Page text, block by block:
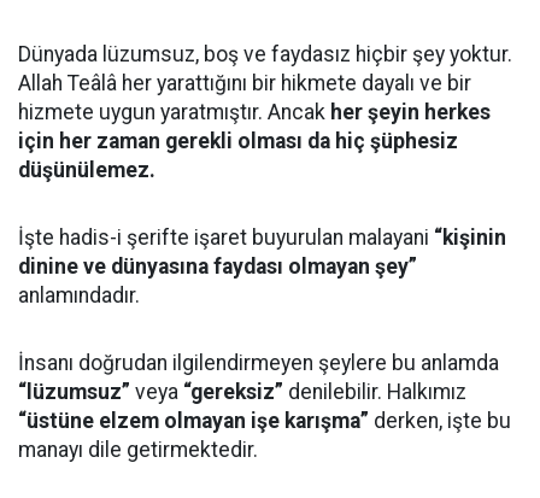
Dünyada lüzumsuz, boş ve faydasız hiçbir şey yoktur.
Allah Teâlâ her yarattığını bir hikmete dayalı ve bir
hizmete uygun yaratmıştır. Ancak her şeyin herkes
için her zaman gerekli olması da hiç şüphesiz
düşünülemez.
İşte hadis-i şerifte işaret buyurulan malayani “kişinin
dinine ve dünyasına faydası olmayan şey”
anlamındadır.
İnsanı doğrudan ilgilendirmeyen şeylere bu anlamda
“lüzumsuz” veya “gereksiz” denilebilir. Halkımız
“üstüne elzem olmayan işe karışma” derken, işte bu
manayı dile getirmektedir.